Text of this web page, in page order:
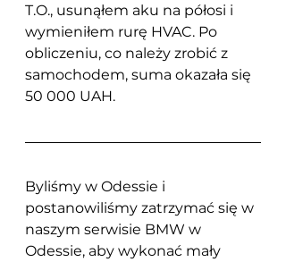
T.O., usunąłem aku na półosi i
wymieniłem rurę HVAC. Po
obliczeniu, co należy zrobić z
samochodem, suma okazała się
50 000 UAH.
Byliśmy w Odessie i
postanowiliśmy zatrzymać się w
naszym serwisie BMW w
Odessie, aby wykonać mały